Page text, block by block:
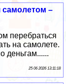
самолетом –
перебраться
на самолете.
деньгам......
25 06 2026 13:11:18